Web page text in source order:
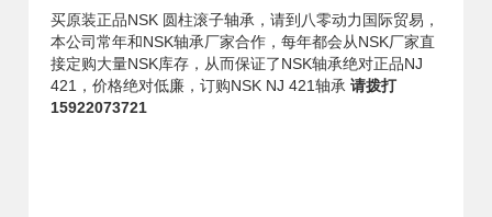
买原装正品NSK 圆柱滚子轴承，请到八零动力国际贸易，
本公司常年和NSK轴承厂家合作，每年都会从NSK厂家直
接定购大量NSK库存，从而保证了NSK轴承绝对正品NJ
421，价格绝对低廉，订购NSK NJ 421轴承请拨打
15922073721